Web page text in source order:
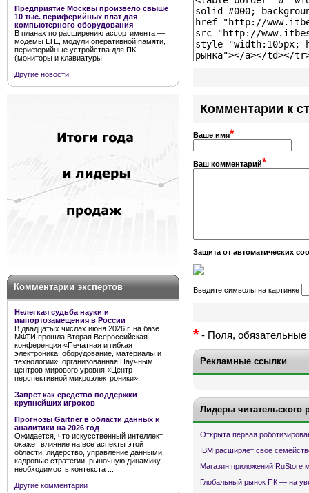
Предприятие Москвы произвело свыше
10 тыс. периферийных плат для
компьютерного оборудования
В планах по расширению ассортимента —
модемы LTE, модули оперативной памяти,
периферийные устройства для ПК
(мониторы и клавиатуры
Другие новости
Комментарии экспертов
Нелегкая судьба науки и
импортозамещения в России
В двадцатых числах июня 2026 г. на базе
МФТИ прошла Вторая Всероссийская
конференция «Печатная и гибкая
электроника: оборудование, материалы и
технологии», организованная Научным
центров мирового уровня «Центр
перспективной микроэлектроники».
Запрет как средство поддержки
крупнейших игроков
Прогнозы Gartner в области данных и
аналитики на 2026 год
Ожидается, что искусственный интеллект
окажет влияние на все аспекты этой
области: лидерство, управление данными,
кадровые стратегии, рыночную динамику,
необходимость контекста ...
Другие комментарии
Комментарии к
Ваше имя*
Ваш комментарий*
Защита от автоматических
Введите символы на картинке
* - Поля, обязательные
Рекламные ссылки
Лидеры читательского
Открыта первая
IBM расширяет свое
Магазин приложений RuStore
Глобальный рынок ПК — на